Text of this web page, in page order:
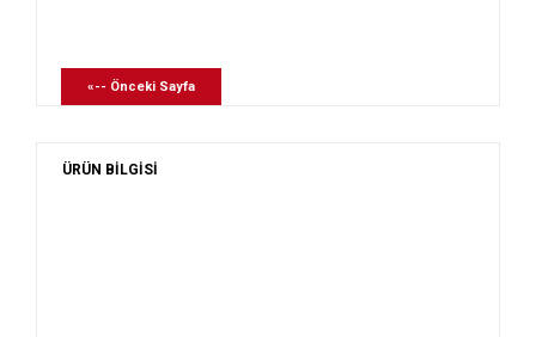
«-- Önceki Sayfa
ÜRÜN BİLGİSİ